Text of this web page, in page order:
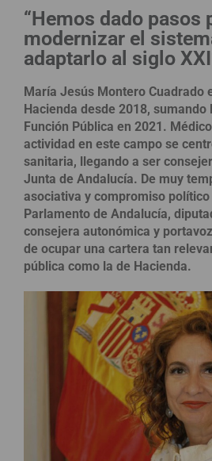
“Hemos dado pasos
modernizar el
adaptarlo al siglo
María Jesús Montero Cuadrado
Hacienda desde 2018,
Función Pública en 2021.
actividad en este campo se
sanitaria, llegando a ser
Junta de Andalucía. De muy
asociativa y compromiso
Parlamento de Andalucía,
consejera autonómica y
de ocupar una cartera tan
pública como la de Hacienda.